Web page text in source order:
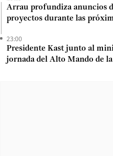
Arrau profundiza anuncios
proyectos durante las
23:00
Presidente Kast junto al
jornada del Alto Mando de